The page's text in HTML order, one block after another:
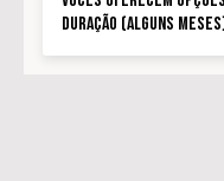
duração (alguns